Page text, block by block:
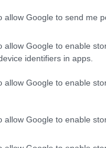
allow Google to send me
allow Google to enable
identifiers in apps.
allow Google to enable
allow Google to enable
trasmissione di
lasciar parlare la
smetta di amare un
la busta è
a lungo, per
presentatrice non